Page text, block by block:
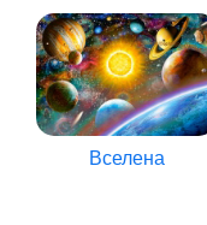
Вселена